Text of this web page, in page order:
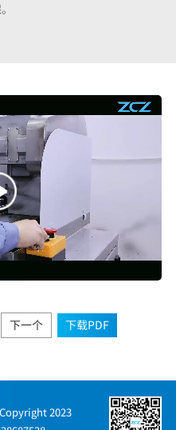
下一个 下载PDF
Copyright 2023